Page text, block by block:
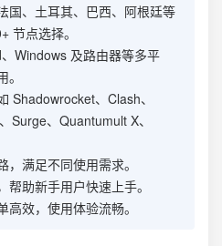
国、土耳其、巴西、阿根廷等
节点选择。
Windows 及路由器等多平
Shadowrocket、Clash、
Surge、Quantumult X、
，满足不同使用需求。
助新手用户快速上手。
高效，使用体验流畅。